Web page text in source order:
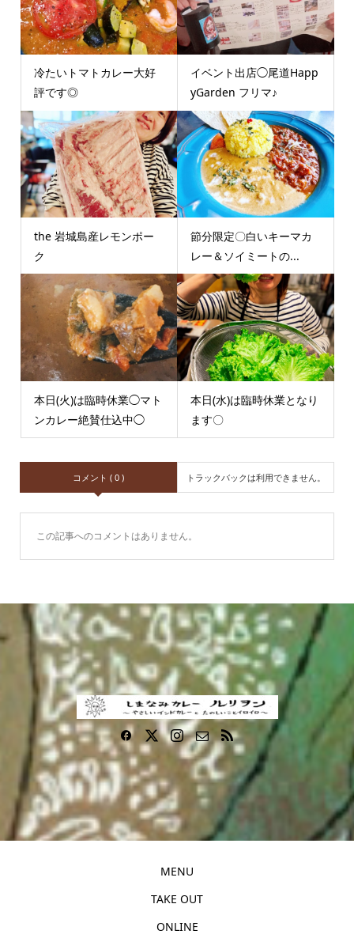
冷たいトマトカレー大好
評です◎
イベント出店◯尾道Happ
yGarden フリマ♪
the 岩城島産レモンポー
ク
節分限定〇白いキーマカ
レー＆ソイミートの...
本日(火)は臨時休業◯マト
ンカレー絶賛仕込中◯
本日(水)は臨時休業となり
ます〇
コメント ( 0 ) トラックバックは利用できません。
この記事へのコメントはありません。
MENU
TAKE OUT
ONLINE